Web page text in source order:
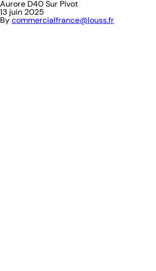
Aurore D40 Sur Pivot
13 juin 2025
Bycommercialfrance@louss.fr